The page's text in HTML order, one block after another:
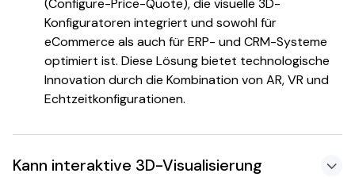
(Configure-Price-Quote), die visuelle 3D-
Konfiguratoren integriert und sowohl für
eCommerce als auch für ERP- und CRM-Systeme
optimiert ist. Diese Lösung bietet technologische
Innovation durch die Kombination von AR, VR und
Echtzeitkonfigurationen.
Kann interaktive 3D-Visualisierung